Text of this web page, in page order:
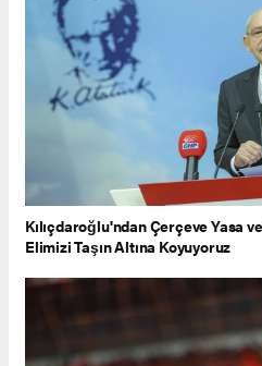
Kılıçdaroğlu'ndan Çerçeve Yasa
Elimizi Taşın Altına Koyuyoruz